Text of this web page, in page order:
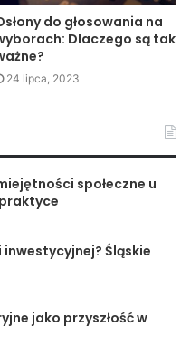
antybakteryjne.
w
zdrowia, które
i higienę na
www.wykladziny-
aptek-i-poradni
do głosowania na
Dlaczego są tak
24 lipca, 2023
społeczne u
Śląskie
jako przyszłość w